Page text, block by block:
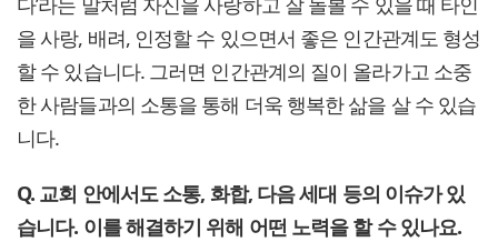
을 사랑, 배려, 인정할 수 있으면서 좋은 인간관계도 형성
할 수 있습니다. 그러면 인간관계의 질이 올라가고 소중
한 사람들과의 소통을 통해 더욱 행복한 삶을 살 수 있습
니다.
Q. 교회 안에서도 소통, 화합, 다음 세대 등의 이슈가 있
습니다. 이를 해결하기 위해 어떤 노력을 할 수 있나요.